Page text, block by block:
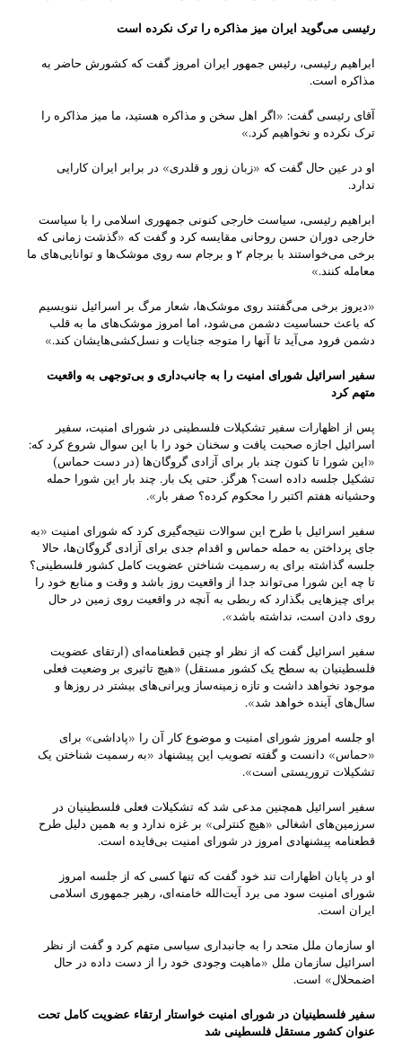
رئیسی می‌گوید ایران میز مذاکره را ترک نکرده است
ابراهیم رئیسی، رئیس جمهور ایران امروز گفت که کشورش حاضر به
مذاکره است.
آقای رئیسی گفت: «اگر اهل سخن و مذاکره هستید، ما میز مذاکره را
ترک نکرده و نخواهیم کرد.»
او در عین حال گفت که «زبان زور و قلدری» در برابر ایران کارایی
ندارد.
ابراهیم رئیسی، سیاست خارجی کنونی جمهوری اسلامی را با سیاست
خارجی دوران حسن روحانی مقایسه کرد و گفت که «گذشت زمانی که
برخی می‌خواستند با برجام ۲ و برجام سه روی موشک‌ها و توانایی‌های ما
معامله کنند.»
«دیروز برخی می‌گفتند روی موشک‌ها، شعار مرگ بر اسرائیل ننویسیم
که باعث حساسیت دشمن می‌شود، اما امروز موشک‌های ما به قلب
دشمن فرود می‌آید تا آنها را متوجه جنایات و نسل‌کشی‌هایشان کند.»
سفیر اسرائیل شورای امنیت را به جانب‌داری و بی‌توجهی به واقعیت
متهم کرد
پس از اظهارات سفیر تشکیلات فلسطینی در شورای امنیت، سفیر
اسرائیل اجازه صحبت یافت و سخنان خود را با این سوال شروع کرد که:‌
«این شورا تا کنون چند بار برای آزادی گروگان‌ها (در دست حماس)
تشکیل جلسه داده است؟ هرگز. حتی یک بار. چند بار این شورا حمله
وحشیانه هفتم اکتبر را محکوم کرده؟ صفر بار».
سفیر اسرائیل با طرح این سوالات نتیجه‌گیری کرد که شورای امنیت «به
جای پرداختن به حمله حماس و اقدام جدی برای آزادی گروگان‌ها، حالا
جلسه گذاشته برای به رسمیت شناختن عضویت کامل کشور فلسطینی؟
تا چه این شورا می‌تواند جدا از واقعیت روز باشد و وقت و منابع خود را
برای چیزهایی بگذارد که ربطی به آنچه در واقعیت روی زمین در حال
روی دادن است، نداشته باشد».
سفیر اسرائیل گفت که از نظر او چنین قطعنامه‌ای (ارتقای عضویت
فلسطینیان به سطح یک کشور مستقل) «هیچ تاثیری بر وضعیت فعلی
موجود نخواهد داشت و تازه زمینه‌ساز ویرانی‌های بیشتر در روزها و
سال‌های آینده خواهد شد».
او جلسه امروز شورای امنیت و موضوع کار آن را «پاداشی» برای
«حماس» دانست و گفته تصویب این پیشنهاد «به رسمیت شناختن یک
تشکیلات تروریستی است».
سفیر اسرائیل همچنین مدعی شد که تشکیلات فعلی فلسطینیان در
سرزمین‌های اشغالی «هیچ کنترلی» بر غزه ندارد و به همین دلیل طرح
قطعنامه پیشنهادی امروز در شورای امنیت بی‌فایده است.
او در پایان اظهارات تند خود گفت که تنها کسی که از جلسه امروز
شورای امنیت سود می برد آیت‌الله خامنه‌ای، رهبر جمهوری اسلامی
ایران است.
او سازمان ملل متحد را به جانبداری سیاسی متهم کرد و گفت از نظر
اسرائیل سازمان ملل «ماهیت وجودی خود را از دست داده در حال
اضمحلال» است.
سفیر فلسطینیان در شورای امنیت خواستار ارتقاء عضویت کامل تحت
عنوان کشور مستقل فلسطینی شد